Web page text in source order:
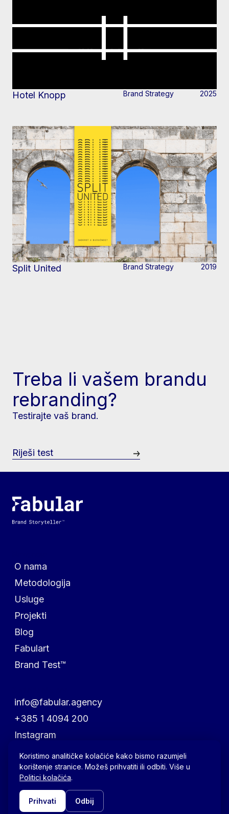
Koristimo analitičke kolačiće kako bismo razumjeli
korištenje stranice. Možeš prihvatiti ili odbiti. Više u
Politici kolačića.
Prihvati Odbij
Hotel Knopp Brand Strategy 2025
Split United Brand Strategy 2019
Treba li vašem brandu
rebranding?
Testirajte vaš brand.
Riješi test
O nama
Metodologija
Usluge
Projekti
Blog
Fabulart
Brand Test™
info@fabular.agency
+385 1 4094 200
Instagram
Facebook
LinkedIn
© 2026 | Fabular Branding